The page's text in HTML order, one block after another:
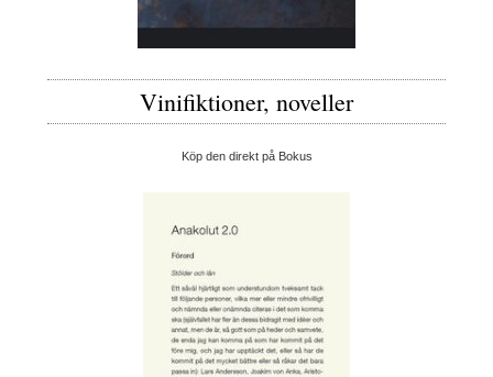
Vinifiktioner, noveller
Köp den direkt på Bokus